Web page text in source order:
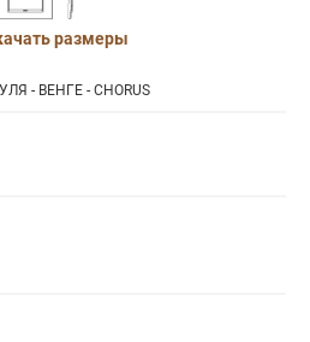
размеры
- ВЕНГЕ - CHORUS